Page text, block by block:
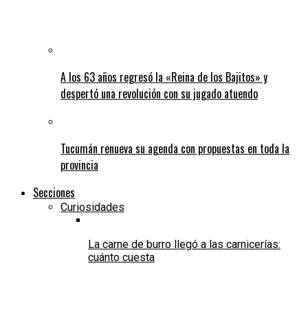
A los 63 años regresó la «Reina de los Bajitos» y
despertó una revolución con su jugado atuendo
Tucumán renueva su agenda con propuestas en toda la
provincia
Secciones
Curiosidades
La carne de burro llegó a las carnicerías:
cuánto cuesta